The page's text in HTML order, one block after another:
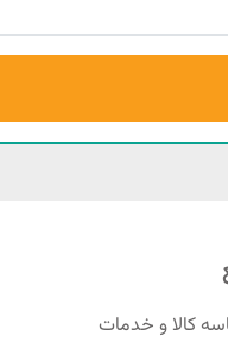
کالا و خدمات